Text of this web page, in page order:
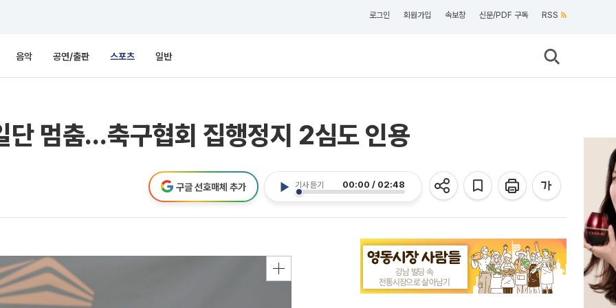
로그인 회원가입 속보창 신문/PDF 구독 RSS
음악 공연/출판 스포츠 일반
단 멈춤…축구협회 집행정지 2심도 인용
기사 듣기 00:00 / 02:48
구글 선호매체 추가